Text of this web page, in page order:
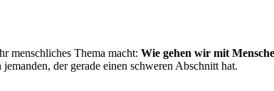
menschliches Thema macht: Wie gehen wir mit
der gerade einen schweren Abschnitt hat.